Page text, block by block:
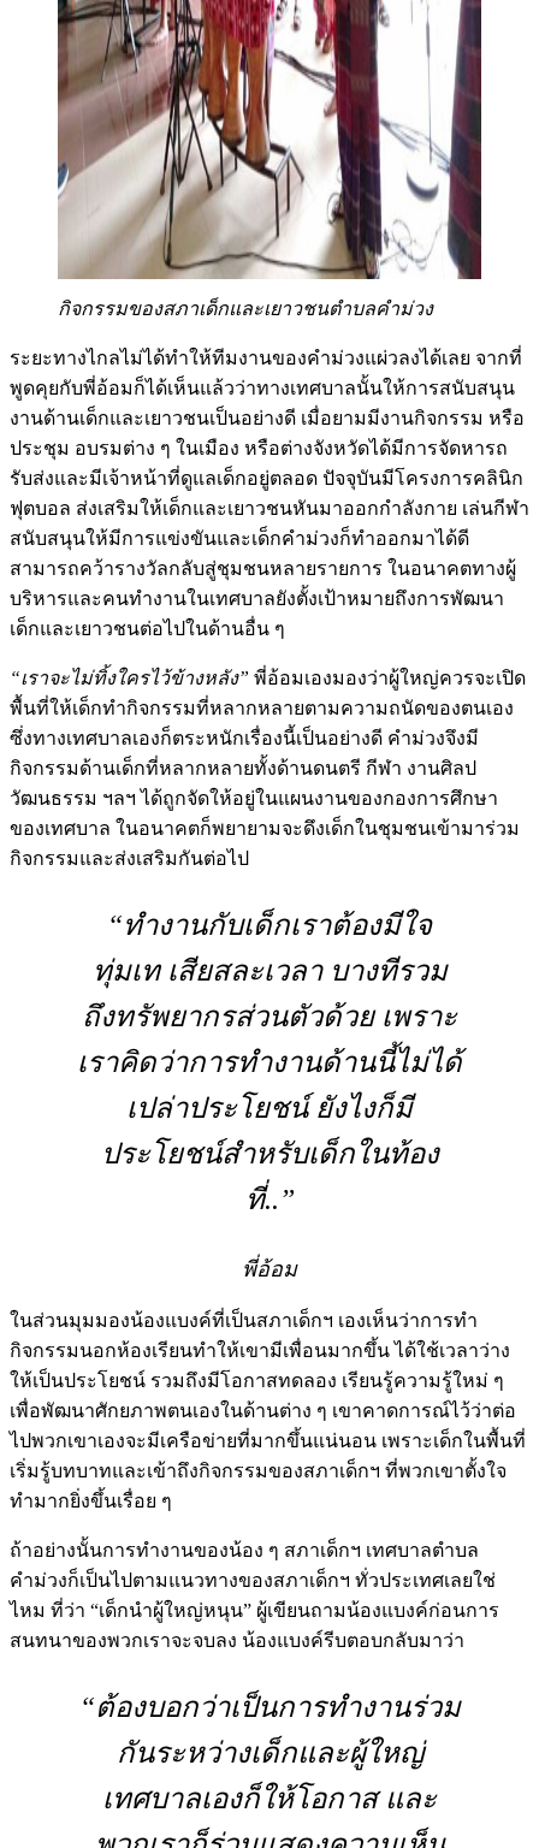
กิจกรรมของสภาเด็กและเยาวชนตำบลคำม่วง
ระยะทางไกลไม่ได้ทำให้ทีมงานของคำม่วงแผ่วลงได้เลย จากที่
พูดคุยกับพี่อ้อมก็ได้เห็นแล้วว่าทางเทศบาลนั้นให้การสนับสนุน
งานด้านเด็กและเยาวชนเป็นอย่างดี เมื่อยามมีงานกิจกรรม หรือ
ประชุม อบรมต่าง ๆ ในเมือง หรือต่างจังหวัดได้มีการจัดหารถ
รับส่งและมีเจ้าหน้าที่ดูแลเด็กอยู่ตลอด ปัจจุบันมีโครงการคลินิก
ฟุตบอล ส่งเสริมให้เด็กและเยาวชนหันมาออกกำลังกาย เล่นกีฬา
สนับสนุนให้มีการแข่งขันและเด็กคำม่วงก็ทำออกมาได้ดี
สามารถคว้ารางวัลกลับสู่ชุมชนหลายรายการ ในอนาคตทางผู้
บริหารและคนทำงานในเทศบาลยังตั้งเป้าหมายถึงการพัฒนา
เด็กและเยาวชนต่อไปในด้านอื่น ๆ
“เราจะไม่ทิ้งใครไว้ข้างหลัง” พี่อ้อมเองมองว่าผู้ใหญ่ควรจะเปิด
พื้นที่ให้เด็กทำกิจกรรมที่หลากหลายตามความถนัดของตนเอง
ซึ่งทางเทศบาลเองก็ตระหนักเรื่องนี้เป็นอย่างดี คำม่วงจึงมี
กิจกรรมด้านเด็กที่หลากหลายทั้งด้านดนตรี กีฬา งานศิลป
วัฒนธรรม ฯลฯ ได้ถูกจัดให้อยู่ในแผนงานของกองการศึกษา
ของเทศบาล ในอนาคตก็พยายามจะดึงเด็กในชุมชนเข้ามาร่วม
กิจกรรมและส่งเสริมกันต่อไป
“ทำงานกับเด็กเราต้องมีใจ
ทุ่มเท เสียสละเวลา บางทีรวม
ถึงทรัพยากรส่วนตัวด้วย เพราะ
เราคิดว่าการทำงานด้านนี้ไม่ได้
เปล่าประโยชน์ ยังไงก็มี
ประโยชน์สำหรับเด็กในท้อง
ที่..”
พี่อ้อม
ในส่วนมุมมองน้องแบงค์ที่เป็นสภาเด็กฯ เองเห็นว่าการทำ
กิจกรรมนอกห้องเรียนทำให้เขามีเพื่อนมากขึ้น ได้ใช้เวลาว่าง
ให้เป็นประโยชน์ รวมถึงมีโอกาสทดลอง เรียนรู้ความรู้ใหม่ ๆ
เพื่อพัฒนาศักยภาพตนเองในด้านต่าง ๆ เขาคาดการณ์ไว้ว่าต่อ
ไปพวกเขาเองจะมีเครือข่ายที่มากขึ้นแน่นอน เพราะเด็กในพื้นที่
เริ่มรู้บทบาทและเข้าถึงกิจกรรมของสภาเด็กฯ ที่พวกเขาตั้งใจ
ทำมากยิ่งขึ้นเรื่อย ๆ
ถ้าอย่างนั้นการทำงานของน้อง ๆ สภาเด็กฯ เทศบาลตำบล
คำม่วงก็เป็นไปตามแนวทางของสภาเด็กฯ ทั่วประเทศเลยใช่
ไหม ที่ว่า “เด็กนำผู้ใหญ่หนุน” ผู้เขียนถามน้องแบงค์ก่อนการ
สนทนาของพวกเราจะจบลง น้องแบงค์รีบตอบกลับมาว่า
“ต้องบอกว่าเป็นการทำงานร่วม
กันระหว่างเด็กและผู้ใหญ่
เทศบาลเองก็ให้โอกาส และ